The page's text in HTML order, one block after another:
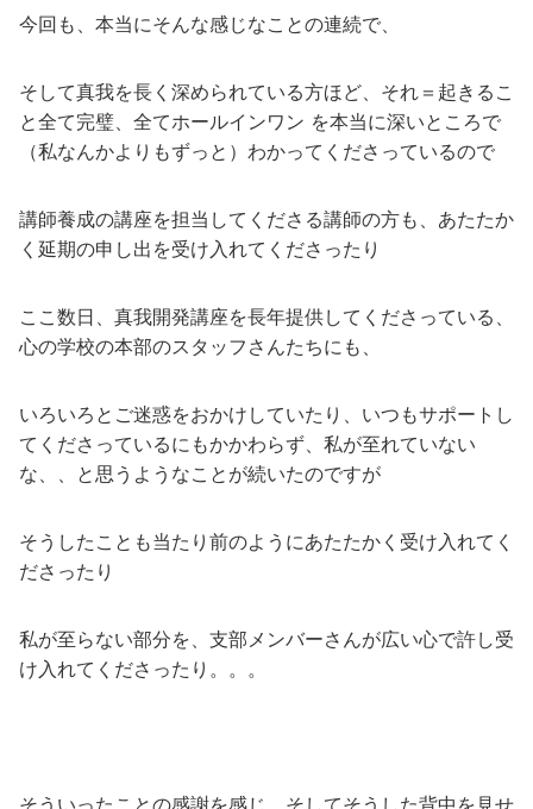
今回も、本当にそんな感じなことの連続で、
そして真我を長く深められている方ほど、それ＝起きるこ
と全て完璧、全てホールインワン を本当に深いところで
（私なんかよりもずっと）わかってくださっているので
講師養成の講座を担当してくださる講師の方も、あたたか
く延期の申し出を受け入れてくださったり
ここ数日、真我開発講座を長年提供してくださっている、
心の学校の本部のスタッフさんたちにも、
いろいろとご迷惑をおかけしていたり、いつもサポートし
てくださっているにもかかわらず、私が至れていない
な、、と思うようなことが続いたのですが
そうしたことも当たり前のようにあたたかく受け入れてく
ださったり
私が至らない部分を、支部メンバーさんが広い心で許し受
け入れてくださったり。。。
そういったことの感謝を感じ、そしてそうした背中を見せ